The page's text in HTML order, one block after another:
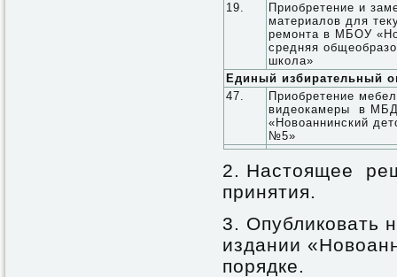
19.
Приобретение и
материалов для
ремонта в МБОУ
средняя
школа»
Единый избирательный
47.
Приобретение
видеокамеры в
«Новоаннинский
№5»
2. Настоящее
принятия.
3. Опубликовать
издании
порядке.